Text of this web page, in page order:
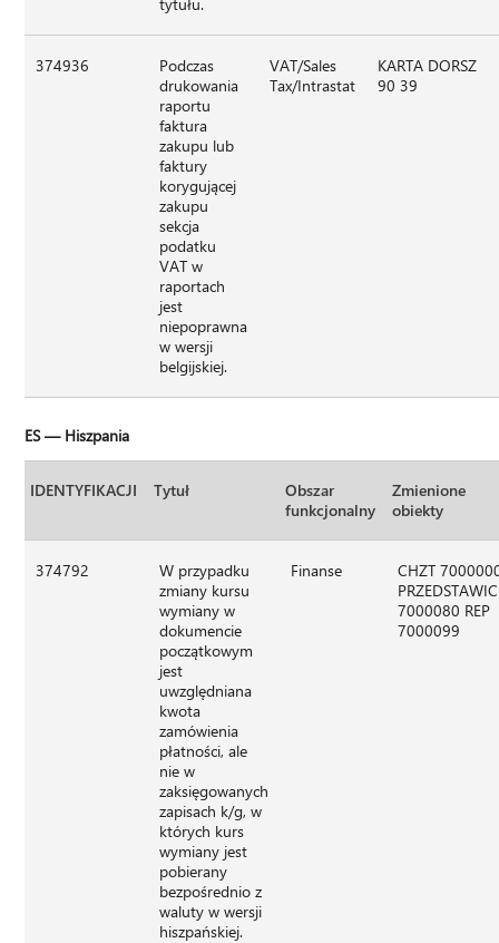
374936
Podczas
drukowania
raportu
faktura
zakupu lub
faktury
korygującej
zakupu
sekcja
podatku
VAT w
raportach
jest
niepoprawna
w wersji
belgijskiej.
VAT/Sales
Tax/Intrastat
KARTA DORSZ
90 39
ES — Hiszpania
IDENTYFIKACJI Tytuł
Obszar
funkcjonalny
Zmienione
obiekty
374792
W przypadku
zmiany kursu
wymiany w
dokumencie
początkowym
jest
uwzględniana
kwota
zamówienia
płatności, ale
nie w
zaksięgowanych
zapisach k/g, w
których kurs
wymiany jest
pobierany
bezpośrednio z
waluty w wersji
hiszpańskiej.
Finanse
CHZT
7000080 REP
7000099